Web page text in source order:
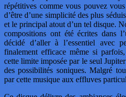
répétitives comme vous pouvez
d’être d’une simplicité des plus
et le principal atout d’un tel disque.
compositions ont été écrites dans
décidé d’aller à l’essentiel avec
finalement efficace même si
cette limite imposée par le seul
des possibilités soniques. Malgré
par cette musique aux effluves